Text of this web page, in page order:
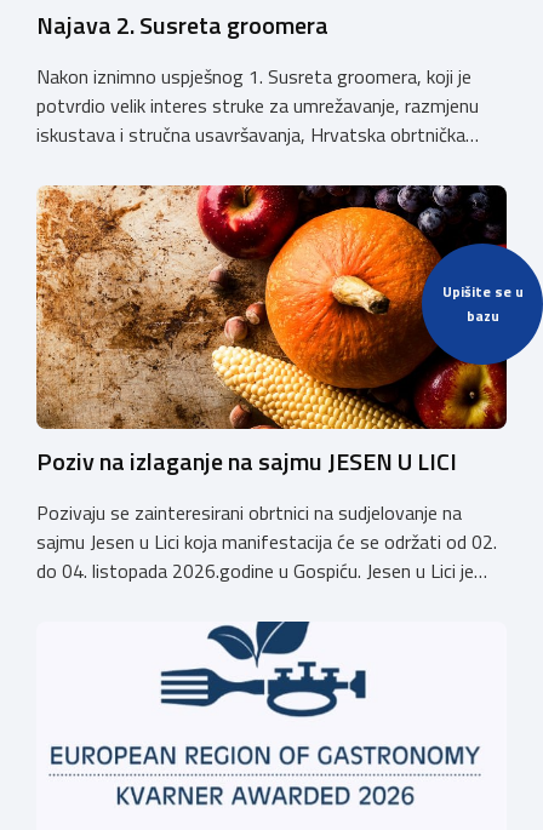
Upišite se u
bazu
Najava 2. Susreta groomera
Nakon iznimno uspješnog 1. Susreta groomera, koji je
potvrdio velik interes struke za umrežavanje, razmjenu
iskustava i stručna usavršavanja, Hrvatska obrtnička
održati 12. rujna u Kongresnom centru na Zagrebačkom
velesajmu. Susret će i ove godine okupiti groomere,
stručnjake i zaljubljenike u njegu pasa iz cijele Hrvatske,
[…]
Poziv na izlaganje na sajmu JESEN U LICI
Pozivaju se zainteresirani obrtnici na sudjelovanje na
sajmu Jesen u Lici koja manifestacija će se održati od 02.
do 04. listopada 2026.godine u Gospiću. Jesen u Lici je
u Gospiću i prerasla je u najznačajnjiju gospodarsku,
kulturnu i etno manifestaciju na području Ličko-senjske
županije. Organizator izložbe […]